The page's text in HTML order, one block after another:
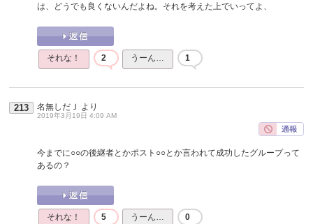
は、どうでも良くないんだよね。それを考えた上でいってよ、
それな！ 2 うーん… 1
213 名無しだＪ より
2019年3月19日 4:09 AM
今までに○○の後継者とかポスト○○とか言われて成功したグループって
あるの？
それな！ 5 うーん… 0